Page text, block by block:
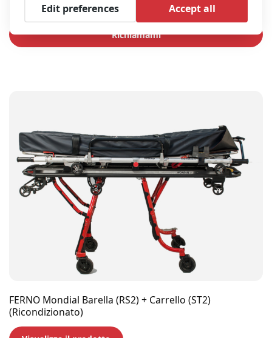
FERNO Mondial Barella (RS2) + Carrello (ST2)
(Ricondizionato)
Edit preferences Accept all